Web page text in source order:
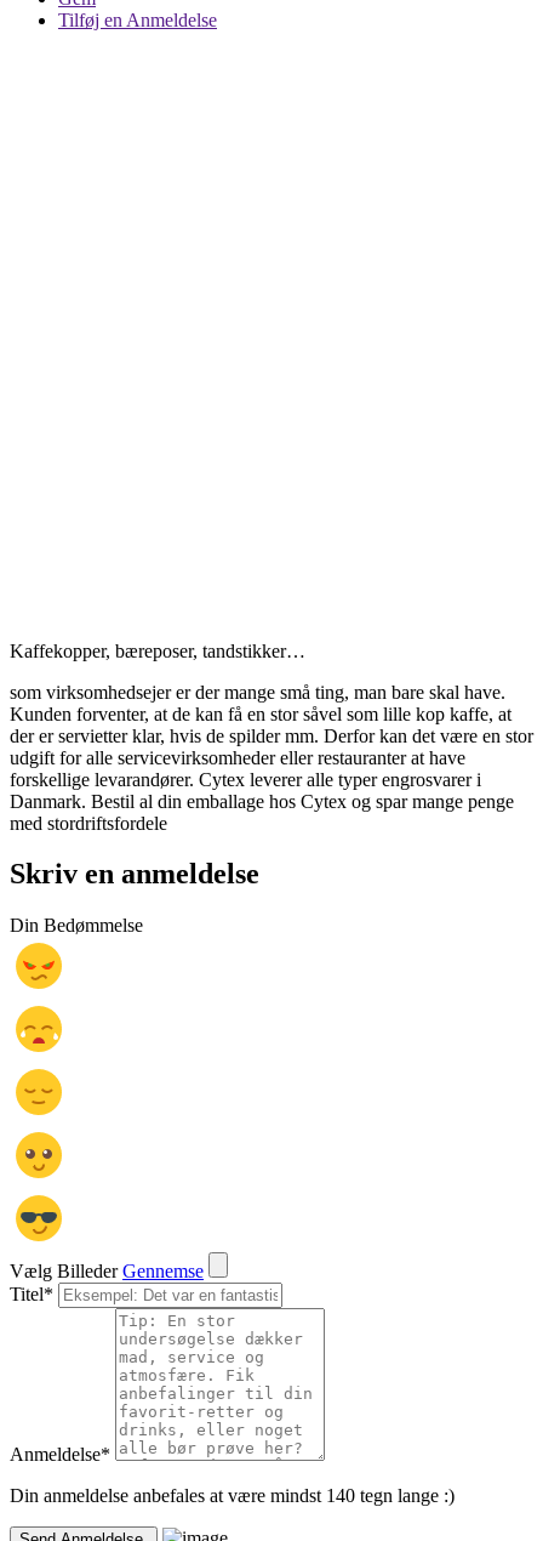
Tilføj en Anmeldelse
Kaffekopper, bæreposer, tandstikker…
som virksomhedsejer er der mange små ting, man bare skal have.
Kunden forventer, at de kan få en stor såvel som lille kop kaffe, at
der er servietter klar, hvis de spilder mm. Derfor kan det være en stor
udgift for alle servicevirksomheder eller restauranter at have
forskellige levarandører. Cytex leverer alle typer engrosvarer i
Danmark. Bestil al din emballage hos Cytex og spar mange penge
med stordriftsfordele
Skriv en anmeldelse
Din Bedømmelse
Vælg Billeder Gennemse
Titel*
Anmeldelse*
Din anmeldelse anbefales at være mindst 140 tegn lange :)